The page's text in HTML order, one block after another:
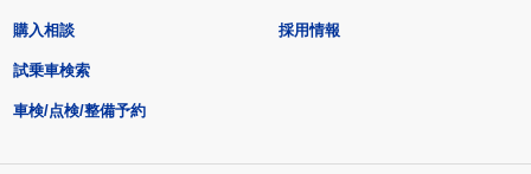
購入相談
試乗車検索
車検/点検/整備予約
採用情報